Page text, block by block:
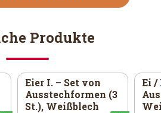
Produkte
Eier I. – Set von
Ausstechformen (3
St.), Weißblech
Ei /